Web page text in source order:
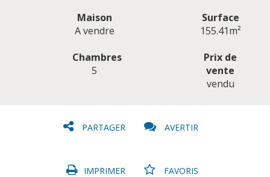
Maison
A vendre
Surface
155.41m²
Chambres
5
Prix de
vente
vendu
PARTAGER AVERTIR
IMPRIMER FAVORIS